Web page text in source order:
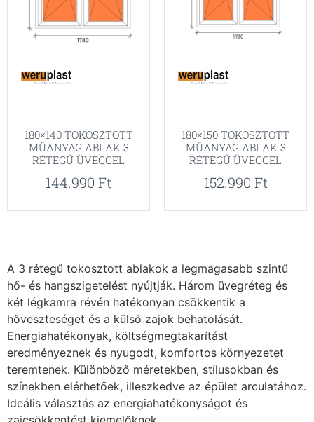
180×140 TOKOSZTOTT
MŰANYAG ABLAK 3
RÉTEGŰ ÜVEGGEL
144.990 Ft
180×150 TOKOSZTOTT
MŰANYAG ABLAK 3
RÉTEGŰ ÜVEGGEL
152.990 Ft
A 3 rétegű tokosztott ablakok a legmagasabb szintű
hő- és hangszigetelést nyújtják. Három üvegréteg és
két légkamra révén hatékonyan csökkentik a
hőveszteséget és a külső zajok behatolását.
Energiahatékonyak, költségmegtakarítást
eredményeznek és nyugodt, komfortos környezetet
teremtenek. Különböző méretekben, stílusokban és
színekben elérhetőek, illeszkedve az épület arculatához.
Ideális választás az energiahatékonyságot és